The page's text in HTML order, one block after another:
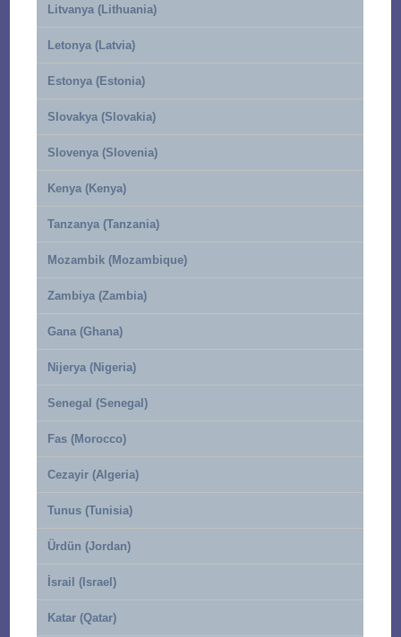
Litvanya (Lithuania)
Letonya (Latvia)
Estonya (Estonia)
Slovakya (Slovakia)
Slovenya (Slovenia)
Kenya (Kenya)
Tanzanya (Tanzania)
Mozambik (Mozambique)
Zambiya (Zambia)
Gana (Ghana)
Nijerya (Nigeria)
Senegal (Senegal)
Fas (Morocco)
Cezayir (Algeria)
Tunus (Tunisia)
Ürdün (Jordan)
İsrail (Israel)
Katar (Qatar)